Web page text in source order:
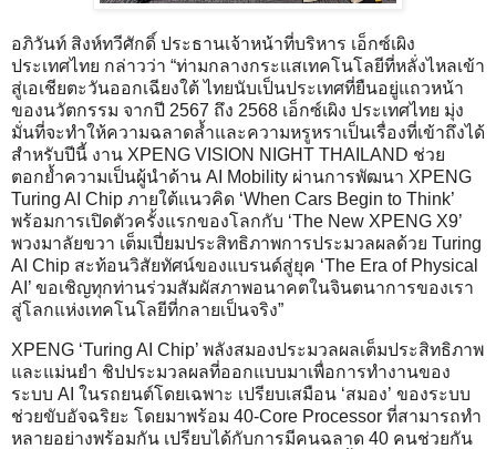
อภิวันท์ สิงห์ทวีศักดิ์ ประธานเจ้าหน้าที่บริหาร เอ็กซ์เผิง
ประเทศไทย กล่าวว่า “ท่ามกลางกระแสเทคโนโลยีที่หลั่งไหลเข้า
สู่เอเชียตะวันออกเฉียงใต้ ไทยนับเป็นประเทศที่ยืนอยู่แถวหน้า
ของนวัตกรรม จากปี 2567 ถึง 2568 เอ็กซ์เผิง ประเทศไทย มุ่ง
มั่นที่จะทำให้ความฉลาดล้ำและความหรูหราเป็นเรื่องที่เข้าถึงได้
สำหรับปีนี้ งาน XPENG VISION NIGHT THAILAND ช่วย
ตอกย้ำความเป็นผู้นำด้าน AI Mobility ผ่านการพัฒนา XPENG
Turing AI Chip ภายใต้แนวคิด ‘When Cars Begin to Think’
พร้อมการเปิดตัวครั้งแรกของโลกกับ ‘The New XPENG X9’
พวงมาลัยขวา เต็มเปี่ยมประสิทธิภาพการประมวลผลด้วย Turing
AI Chip สะท้อนวิสัยทัศน์ของแบรนด์สู่ยุค ‘The Era of Physical
AI’ ขอเชิญทุกท่านร่วมสัมผัสภาพอนาคตในจินตนาการของเรา
สู่โลกแห่งเทคโนโลยีที่กลายเป็นจริง”
XPENG ‘Turing AI Chip’ พลังสมองประมวลผลเต็มประสิทธิภาพ
และแม่นยำ ชิปประมวลผลที่ออกแบบมาเพื่อการทำงานของ
ระบบ AI ในรถยนต์โดยเฉพาะ เปรียบเสมือน ‘สมอง’ ของระบบ
ช่วยขับอัจฉริยะ โดยมาพร้อม 40-Core Processor ที่สามารถทำ
หลายอย่างพร้อมกัน เปรียบได้กับการมีคนฉลาด 40 คนช่วยกัน